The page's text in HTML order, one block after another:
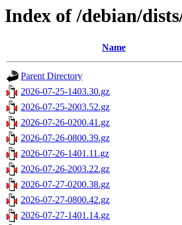
Index of /debian/
Name
Parent Directory
2026-07-25-1403.30.gz
2026-07-25-2003.52.gz
2026-07-26-0200.41.gz
2026-07-26-0800.39.gz
2026-07-26-1401.11.gz
2026-07-26-2003.22.gz
2026-07-27-0200.38.gz
2026-07-27-0800.42.gz
2026-07-27-1401.14.gz